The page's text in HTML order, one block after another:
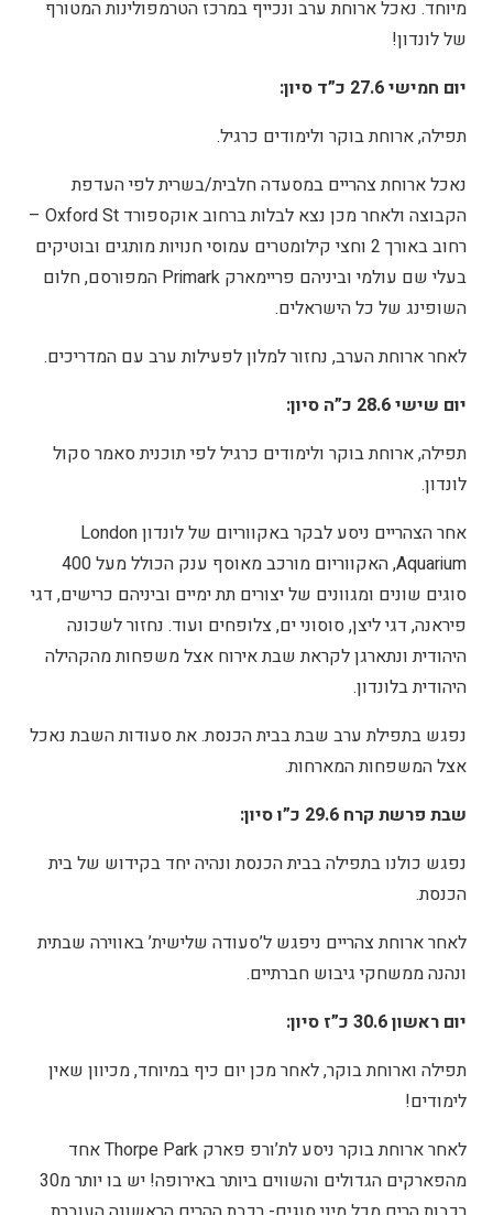
מיוחד. נאכל ארוחת ערב ונכייף במרכז הטרמפולינות המטורף
של לונדון!
יום חמישי 27.6 כ”ד סיון:
תפילה, ארוחת בוקר ולימודים כרגיל.
נאכל ארוחת צהריים במסעדה חלבית/בשרית לפי העדפת
הקבוצה ולאחר מכן נצא לבלות ברחוב אוקספורד Oxford St –
רחוב באורך 2 וחצי קילומטרים עמוסי חנויות מותגים ובוטיקים
בעלי שם עולמי וביניהם פריימארק Primark המפורסם, חלום
השופינג של כל הישראלים.
לאחר ארוחת הערב, נחזור למלון לפעילות ערב עם המדריכים.
יום שישי 28.6 כ”ה סיון:
תפילה, ארוחת בוקר ולימודים כרגיל לפי תוכנית סאמר סקול
לונדון.
אחר הצהריים ניסע לבקר באקווריום של לונדון London
Aquarium, האקווריום מורכב מאוסף ענק הכולל מעל 400
סוגים שונים ומגוונים של יצורים תת ימיים וביניהם כרישים, דגי
פיראנה, דגי ליצן, סוסוני ים, צלופחים ועוד. נחזור לשכונה
היהודית ונתארגן לקראת שבת אירוח אצל משפחות מהקהילה
היהודית בלונדון.
נפגש בתפילת ערב שבת בבית הכנסת. את סעודות השבת נאכל
אצל המשפחות המארחות.
שבת פרשת קרח 29.6 כ”ו סיון:
נפגש כולנו בתפילה בבית הכנסת ונהיה יחד בקידוש של בית
הכנסת.
לאחר ארוחת צהריים ניפגש ל’סעודה שלישית’ באווירה שבתית
ונהנה ממשחקי גיבוש חברתיים.
יום ראשון 30.6 כ”ז סיון:
תפילה וארוחת בוקר, לאחר מכן יום כיף במיוחד, מכיוון שאין
לימודים!
לאחר ארוחת בוקר ניסע לת’ורפ פארק Thorpe Park אחד
מהפארקים הגדולים והשווים ביותר באירופה! יש בו יותר מ30